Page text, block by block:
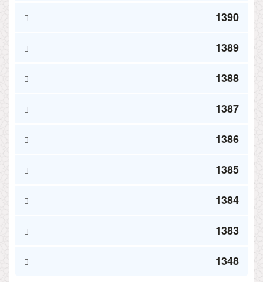
1390
1389
1388
1387
1386
1385
1384
1383
1348